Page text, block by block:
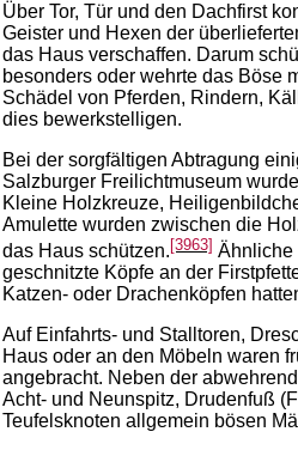
Über Tor, Tür und den Dachfirst
Geister und Hexen der
das Haus verschaffen. Darum
besonders oder wehrte das Böse
Schädel von Pferden, Rindern,
dies bewerkstelligen.
Bei der sorgfältigen Abtragung
Salzburger Freilichtmuseum
Kleine Holzkreuze,
Amulette wurden zwischen die
das Haus schützen. [3963] Ähnliche
geschnitzte Köpfe an der
Katzen- oder Drachenköpfen
Auf Einfahrts- und Stalltoren,
Haus oder an den Möbeln waren
angebracht. Neben der
Acht- und Neunspitz, Drudenfuß
Teufelsknoten allgemein bösen